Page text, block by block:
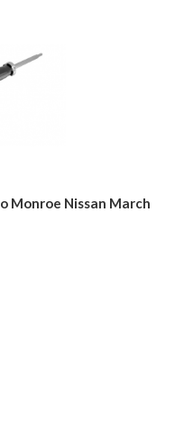
Monroe Nissan March